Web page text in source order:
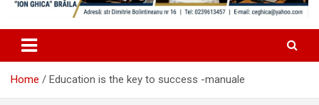
Home Education is the key to success -manuale